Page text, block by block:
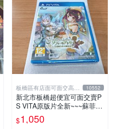
板橋區有店面可面交高價
回收電玩
10552
新北市板橋超便宜可面交賣P
S VITA原版片全新~~~蘇菲的
鍊金工房 不可思議之書的鍊
金術士~~~便宜賣
$1,050